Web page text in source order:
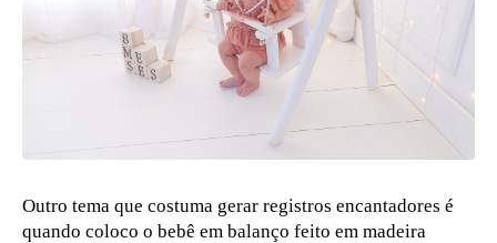
Outro tema que costuma gerar registros encantadores é
quando coloco o bebê em balanço feito em madeira